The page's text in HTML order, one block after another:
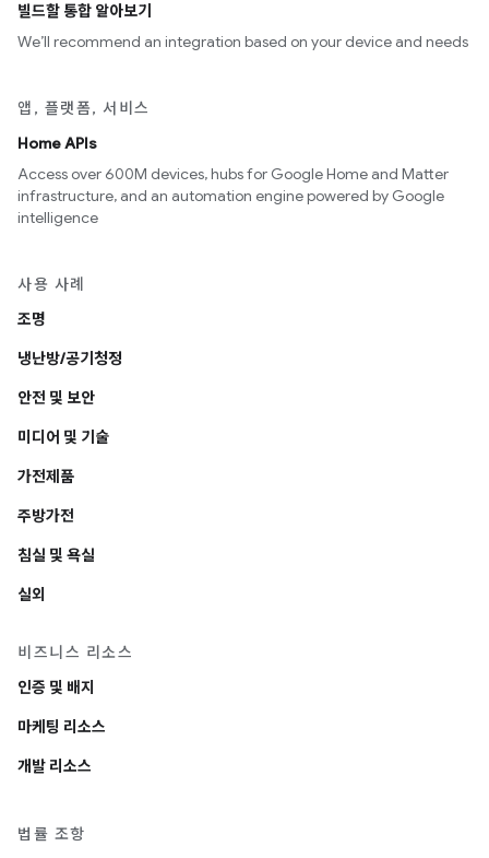
빌드할 통합 알아보기
We’ll recommend an integration based on your device and needs
앱, 플랫폼, 서비스
Home APIs
Access over 600M devices, hubs for Google Home and Matter
infrastructure, and an automation engine powered by Google
intelligence
사용 사례
조명
냉난방/공기청정
안전 및 보안
미디어 및 기술
가전제품
주방가전
침실 및 욕실
실외
비즈니스 리소스
인증 및 배지
마케팅 리소스
개발 리소스
법률 조항